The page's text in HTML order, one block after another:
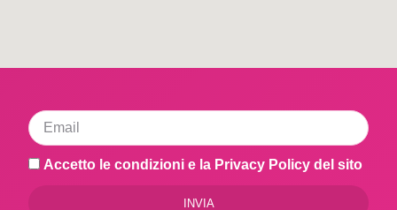
Accetto le condizioni e la Privacy Policy del sito
INVIA